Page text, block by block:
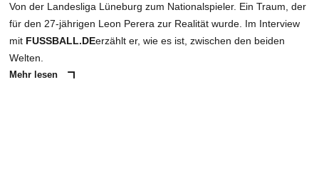
Von der Landesliga Lüneburg zum Nationalspieler. Ein Traum, der
für den 27-jährigen Leon Perera zur Realität wurde. Im Interview
mit FUSSBALL.DEerzählt er, wie es ist, zwischen den beiden
Welten.
Mehr lesen